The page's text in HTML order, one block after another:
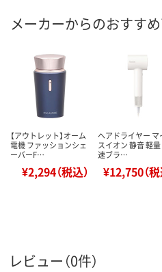
メーカーからのおすす
【アウトレット】オーム
電機 ファッションシェ
ーバーF…
¥2,294（税込）
ヘアドライヤー マ
スイオン 静音 軽
速ブラ…
¥12,750（税
レビュー（0件）